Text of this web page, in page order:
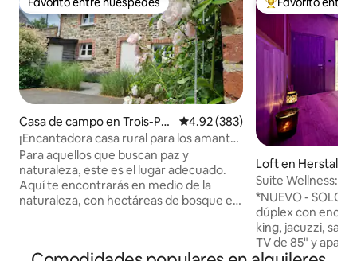
Favorito entre huéspedes
Casa de campo en Trois-Po
nts
Calificación promedio: 4.92 de
4.92 (383)
¡Encantadora casa rural para los amantes
de la tranquilidad y la naturaleza!
Para aquellos que buscan paz y
naturaleza, este es el lugar adecuado.
Aquí te encontrarás en medio de la
naturaleza, con hectáreas de bosque en
Favorito entre
Loft en Herstal
Suite Wellness:
*NUEVO - SOLO
dúplex con
king, jacuzzi,
TV de 85" y
frente a la entrada 🅿️